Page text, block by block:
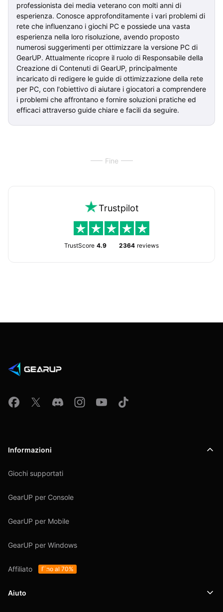
professionista dei media veterano con molti anni di
esperienza. Conosce approfonditamente i vari problemi di
rete che influenzano i giochi PC e possiede una vasta
esperienza nella loro risoluzione, avendo proposto
numerosi suggerimenti per ottimizzare la versione PC di
GearUP. Attualmente ricopre il ruolo di Responsabile della
Creazione di Contenuti di GearUP, principalmente
incaricato di redigere le guide di ottimizzazione della rete
per PC, con l'obiettivo di aiutare i giocatori a comprendere
i problemi che affrontano e fornire soluzioni pratiche ed
efficaci attraverso guide chiare e facili da seguire.
Fine
Trustpilot
TrustScore 4.9 2364 reviews
Informazioni
Giochi supportati
GearUP per Console
GearUP per Mobile
GearUP per Windows
Affiliato Fino al 70%
Aiuto